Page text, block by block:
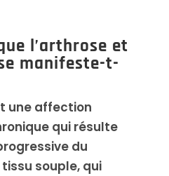
l’arthrose et
manifeste-t-
une affection
qui résulte
du
souple, qui